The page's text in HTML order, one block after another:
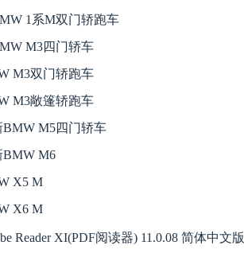
1系M双门轿跑车
M3四门轿车
M3双门轿跑车
M3敞篷轿跑车
BMW M5四门轿车
BMW M6
X5 M
X6 M
Reader XI(PDF阅读器) 11.0.08 简体中文版